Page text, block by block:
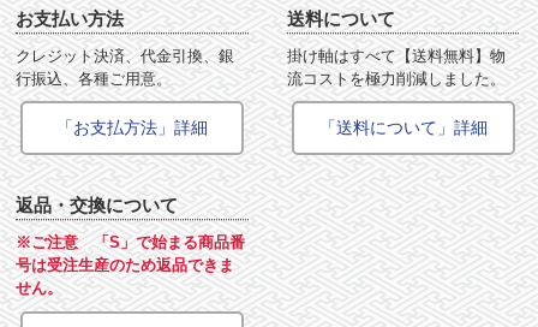
お支払い方法
クレジット決済、代金引換、銀
行振込、各種ご用意。
「お支払方法」詳細
送料について
掛け軸はすべて【送料無料】物
流コストを極力削減しました。
「送料について」詳細
返品・交換について
※ご注意 「S」で始まる商品番
号は受注生産のため返品できま
せん。